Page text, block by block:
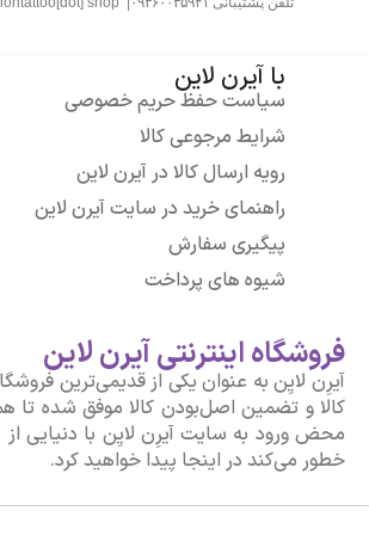
با آیرن لاین
سیاست حفظ حریم خصوصی
شرایط مرجوعی کالا
رویه ارسال کالا در آیرن لاین
راهنمای خرید در سایت آیرن لاین
پیگیری سفارش
شیوه های پرداخت
فروشگاه اینترنتی آیرن لاین
کالا و تضمین اصل‌بودن کالا موفق شده تا
محض ورود به سایت آیرِن لایِن با دنیایی
خطور می‌کند در اینجا پیدا خواهید کرد.